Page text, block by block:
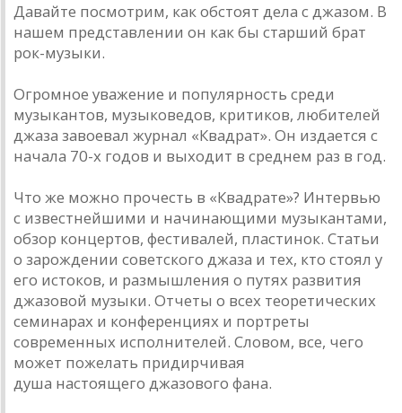
Давайте посмотрим, как обстоят дела с джазом. В
нашем представлении он как бы старший брат
рок-музыки.
Огромное уважение и популярность среди
музыкантов, музыковедов, критиков, любителей
джаза завоевал журнал «Квадрат». Он издается с
начала 70-х годов и выходит в среднем раз в год.
Что же можно прочесть в «Квадрате»? Интервью
с известнейшими и начинающими музыкантами,
обзор концертов, фестивалей, пластинок. Статьи
о зарождении советского джаза и тех, кто стоял у
его истоков, и размышления о путях развития
джазовой музыки. Отчеты о всех теоретических
семинарах и конференциях и портреты
современных исполнителей. Словом, все, чего
может пожелать придирчивая
душа настоящего джазового фана.